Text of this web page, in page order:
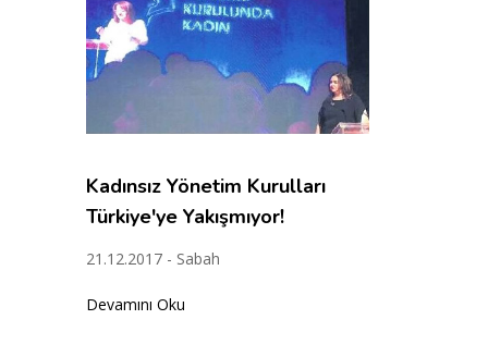
Kadınsız Yönetim Kurulları
Türkiye'ye Yakışmıyor!
21.12.2017 - Sabah
Devamını Oku